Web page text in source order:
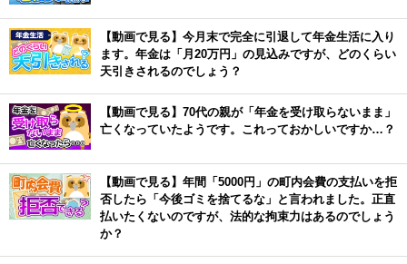
【動画で見る】今月末で完全に引退して年金生活に入り
ます。年金は「月20万円」の見込みですが、どのくらい
天引きされるのでしょう？
【動画で見る】70代の親が「年金を受け取らないまま」
亡くなっていたようです。これっておかしいですか…？
【動画で見る】年間「5000円」の町内会費の支払いを拒
否したら「今後ゴミを捨てるな」と言われました。正直
払いたくないのですが、法的な拘束力はあるのでしょう
か？